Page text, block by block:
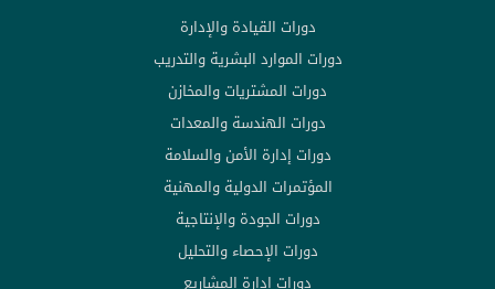
دورات القيادة والإدارة
دورات الموارد البشرية والتدريب
دورات المشتريات والمخازن
دورات الهندسة والمعدات
دورات إدارة الأمن والسلامة
المؤتمرات الدولية والمهنية
دورات الجودة والإنتاجية
دورات الإحصاء والتحليل
دورات إدارة المشاريع